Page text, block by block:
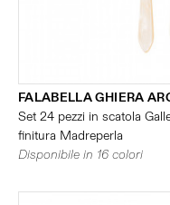
FALABELLA GHIERA
Set 24 pezzi in scatola
finitura Madreperla
Disponibile in 16 colori